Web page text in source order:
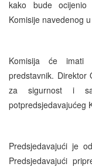
kako bude ocijenio
Komisije navedenog
Komisija će imati
predstavnik. Direktor
za sigurnost i
potpredsjedavajućeg
Predsjedavajući je
Predsjedavajući